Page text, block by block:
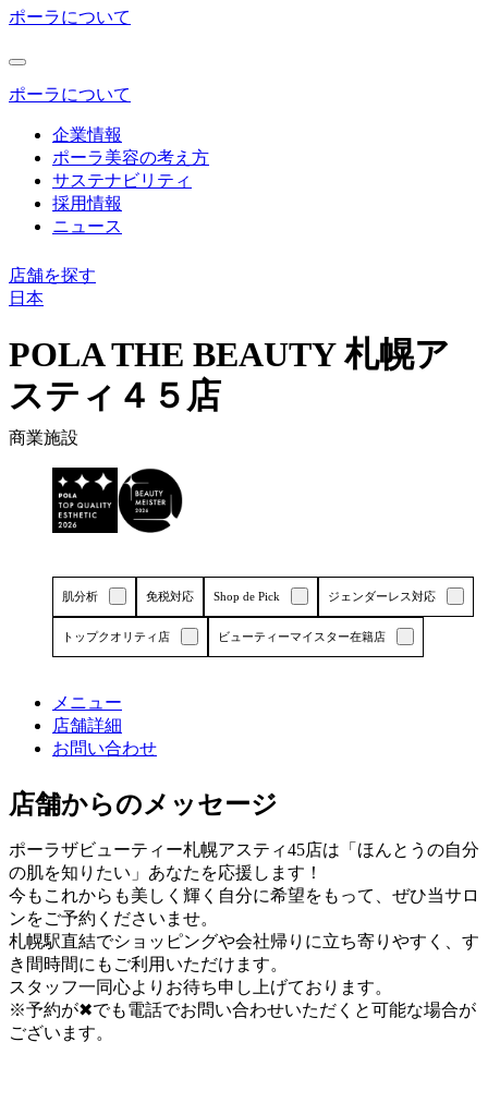
ポーラについて
ポーラについて
企業情報
ポーラ美容の考え方
サステナビリティ
採用情報
ニュース
店舗を探す
日本
ン
テ
ン
ツ
エ
POLA THE BEAUTY 札幌ア
スティ４５店
商業施設
肌分析
詳しくはこちら
免税対応 Shop de Pick
詳しくはこちら
ジェンダーレス対応
トップクオリティ店 ビューティーマイスター在籍店
メニュー
店舗詳細
お問い合わせ
店舗からのメッセージ
ポーラザビューティー札幌アスティ45店は「ほんとうの自分
の肌を知りたい」あなたを応援します！
今もこれからも美しく輝く自分に希望をもって、ぜひ当サロ
ンをご予約くださいませ。
札幌駅直結でショッピングや会社帰りに立ち寄りやすく、す
き間時間にもご利用いただけます。
スタッフ一同心よりお待ち申し上げております。
※予約が✖でも電話でお問い合わせいただくと可能な場合が
ございます。